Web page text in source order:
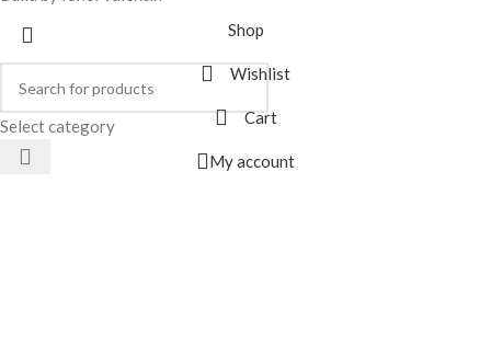
Select category
Shop
Wishlist
Cart
My account